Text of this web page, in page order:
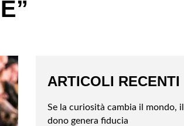
ARTICOLI RECENTI
Se la curiosità cambia il mondo, il
dono genera fiducia